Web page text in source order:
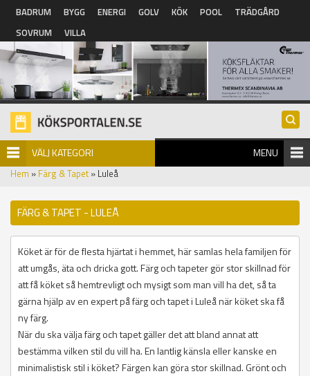
Hoppa till huvudinnehåll
BADRUM BYGG ENERGI GOLV KÖK POOL
TRÄDGÅRD
SOVRUM
VILLA
VÄLJ KATEGORI MENU
Hem » Färg & Tapet» Luleå
FÄRG & TAPET - LULEÅ
Köket är för de flesta hjärtat i hemmet, här samlas hela familjen för
att umgås, äta och dricka gott. Färg och tapeter gör stor skillnad för
att få köket så hemtrevligt och mysigt som man vill ha det, så ta
gärna hjälp av en expert på färg och tapet i Luleå när köket ska få
ny färg.
När du ska välja färg och tapet gäller det att bland annat att
bestämma vilken stil du vill ha. En lantlig känsla eller kanske en
minimalistisk stil i köket? Färgen kan göra stor skillnad. Grönt och